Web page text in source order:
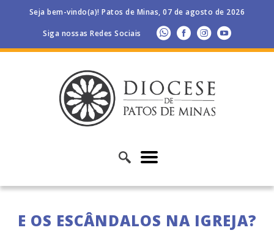
Seja bem-vindo(a)! Patos de Minas, 07 de agosto de 2026
Siga nossas Redes Sociais
E OS ESCÂNDALOS NA IGREJA?